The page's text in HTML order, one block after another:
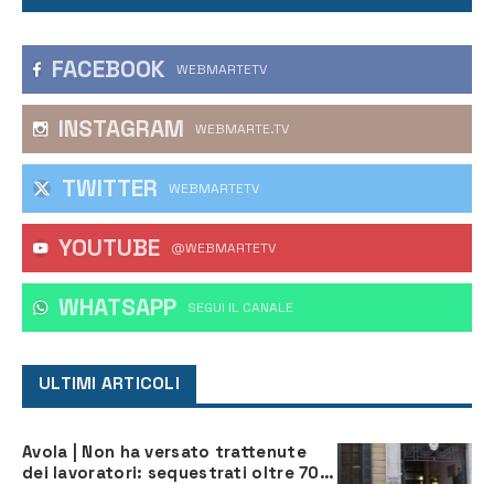
FACEBOOK WEBMARTETV
INSTAGRAM WEBMARTE.TV
TWITTER WEBMARTETV
YOUTUBE @WEBMARTETV
WHATSAPP ‎SEGUI IL CANALE
ULTIMI ARTICOLI
Avola | Non ha versato trattenute
dei lavoratori: sequestrati oltre 700